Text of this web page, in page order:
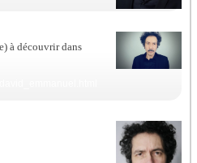
à découvrir dans